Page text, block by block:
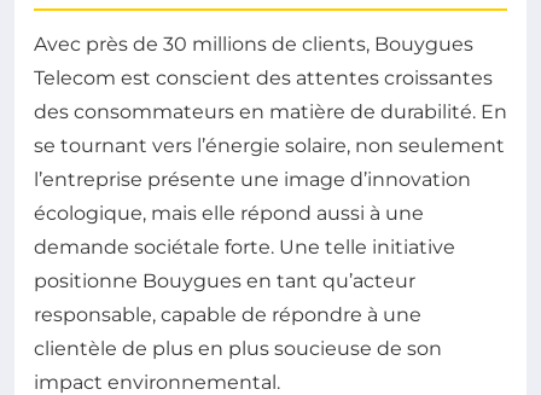
Avec près de 30 millions de clients, Bouygues
Telecom est conscient des attentes croissantes
des consommateurs en matière de durabilité. En
se tournant vers l’énergie solaire, non seulement
l’entreprise présente une image d’innovation
écologique, mais elle répond aussi à une
demande sociétale forte. Une telle initiative
positionne Bouygues en tant qu’acteur
responsable, capable de répondre à une
clientèle de plus en plus soucieuse de son
impact environnemental.